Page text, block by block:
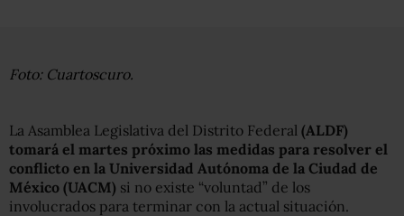
Foto: Cuartoscuro.
La Asamblea Legislativa del Distrito Federal (ALDF)
tomará el martes próximo las medidas para resolver el
conflicto en la Universidad Autónoma de la Ciudad de
México (UACM) si no existe “voluntad” de los
involucrados para terminar con la actual situación.